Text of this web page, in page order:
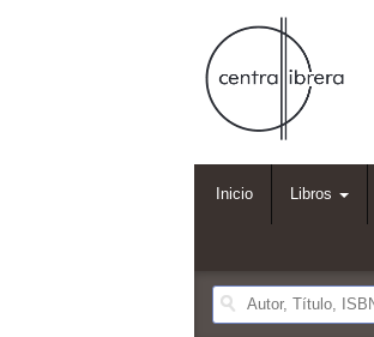
Inicio Libros